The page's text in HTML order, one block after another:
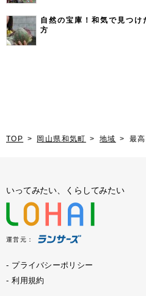
自然の宝庫！和気で見つけ
方
TOP 岡山県和気町 地域 最
いってみたい、くらしてみたい
運営元：
プライバシーポリシー
利用規約